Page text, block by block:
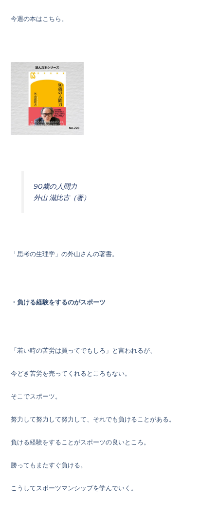
今週の本はこちら。
90歳の人間力
外山 滋比古（著）
「思考の生理学」の外山さんの著書。
・負ける経験をするのがスポーツ
「若い時の苦労は買ってでもしろ」と言われるが、
今どき苦労を売ってくれるところもない。
そこでスポーツ。
努力して努力して努力して、それでも負けることがある。
負ける経験をすることがスポーツの良いところ。
勝ってもまたすぐ負ける。
こうしてスポーツマンシップを学んでいく。